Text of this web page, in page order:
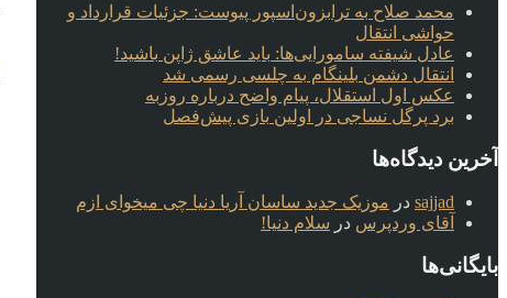
محمد صلاح به ترابزون‌اسپور پیوست: جزئیات قرارداد و
حواشی انتقال
عادل شیفته سامورایی‌ها: باید عاشق ژاپن باشید!
انتقال دشمن بلینگام به چلسی رسمی شد
عکس اول استقلال، پیام واضح درباره روزبه
برد پرگل نساجی در اولین بازی پیش‌فصل
آخرین دیدگاه‌ها
sajjad در موزیک جدید ساسان آریا دنیا چی میخوای ازم
آقای وردپرس در سلام دنیا!
بایگانی‌ها